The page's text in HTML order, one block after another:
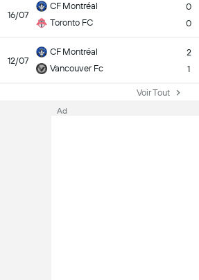
16/07
CF Montréal
Toronto FC
0
0
12/07
CF Montréal
Vancouver Fc
2
1
Voir Tout
Ad